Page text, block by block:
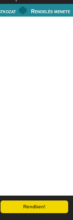
Rendben!
Rendelés menete